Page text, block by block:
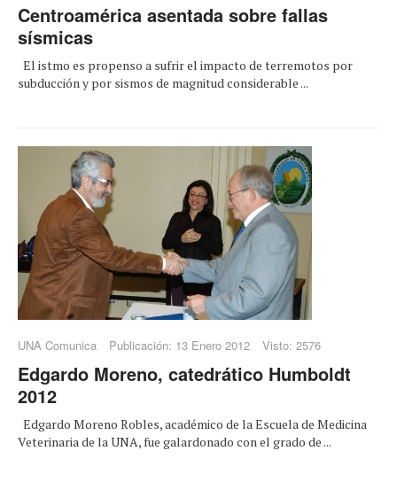
Centroamérica asentada sobre fallas
sísmicas
El istmo es propenso a sufrir el impacto de terremotos por
subducción y por sismos de magnitud considerable ...
UNA Comunica Publicación: 13 Enero 2012 Visto: 2576
Edgardo Moreno, catedrático Humboldt
2012
Edgardo Moreno Robles, académico de la Escuela de Medicina
Veterinaria de la UNA, fue galardonado con el grado de ...